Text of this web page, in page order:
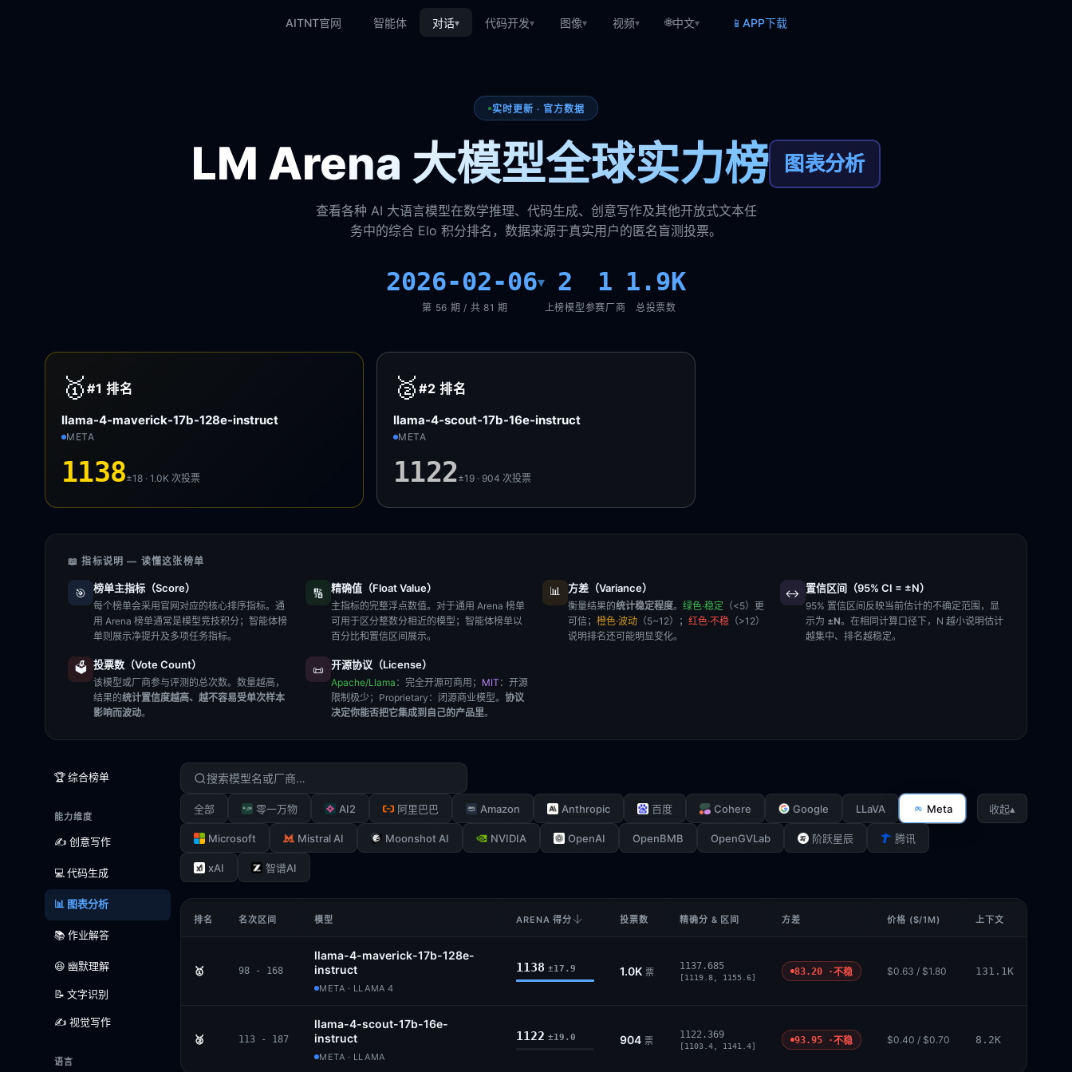
AITNT官网 智能体 对话▾ 代码开发▾ 图像▾ 视频▾ 🌐中文▾ 📱 APP下载
实时更新 · 官方数据
LM Arena 大模型全球实力榜 图表分析
查看各种 AI 大语言模型在数学推理、代码生成、创意写作及其他开放式文本任
务中的综合 Elo 积分排名，数据来源于真实用户的匿名盲测投票。
2026-02-06▾
第 56 期 / 共 81 期
2
上榜模型
1
参赛厂商
1.9K
总投票数
🥇 #1排名
llama-4-maverick-17b-128e-instruct
META
1138±18 · 1.0K次投票
🥈 #2排名
llama-4-scout-17b-16e-instruct
META
1122±19 · 904次投票
📖 指标说明 — 读懂这张榜单
🎯 榜单主指标（Score）
每个榜单会采用官网对应的核心排序指标。通
用 Arena 榜单通常是模型竞技积分；智能体榜
单则展示净提升及多项任务指标。
🔢 精确值（Float Value）
主指标的完整浮点数值。对于通用 Arena 榜单
可用于区分整数分相近的模型；智能体榜单以
百分比和置信区间展示。
📊 方差（Variance）
衡量结果的统计稳定程度。 绿色·稳定 （<5）更
可信； 橙色·波动 （5~12）； 红色·不稳 （>12）
说明排名还可能明显变化。
↔️ 置信区间（95% CI = ±N）
95% 置信区间反映当前估计的不确定范围，显
示为 ±N。在相同计算口径下，N 越小说明估计
越集中、排名越稳定。
🗳️ 投票数（Vote Count）
该模型或厂商参与评测的总次数。数量越高，
结果的统计置信度越高、越不容易受单次样本
影响而波动。
📜 开源协议（License）
Apache/Llama ：完全开源可商用； MIT ：开源
限制极少； Proprietary ：闭源商业模型。 协议
决定你能否把它集成到自己的产品里。
🏆 综合榜单
能力维度
✍️ 创意写作
💻 代码生成
📊 图表分析
📚 作业解答
😆 幽默理解
📝 文字识别
✍️ 视觉写作
语言
全部 零一万物 AI2 阿里巴巴 Amazon Anthropic 百度 Cohere Google LLaVA Meta
Microsoft Mistral AI Moonshot AI NVIDIA OpenAI OpenBMB OpenGVLab 阶跃星辰 腾讯
xAI 智谱AI
收起▴
排名 名次区间 模型 ARENA 得分 投票数 精确分 & 区间 方差 价格 ($/1M) 上下文
🥇 98 - 168
llama-4-maverick-17b-128e-
instruct
META · LLAMA 4
1138 ±17.9 1.0K 票
1137.685
[1119.8, 1155.6]
83.20 ·不稳 $0.63 / $1.80 131.1K
🥈 113 - 187
llama-4-scout-17b-16e-
instruct
META · LLAMA
1122 ±19.0 904 票
1122.369
[1103.4, 1141.4]
93.95 ·不稳 $0.40 / $0.70 8.2K